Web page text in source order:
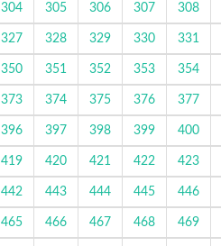
304 305 306 307 308
327 328 329 330 331
350 351 352 353 354
373 374 375 376 377
396 397 398 399 400
419 420 421 422 423
442 443 444 445 446
465 466 467 468 469